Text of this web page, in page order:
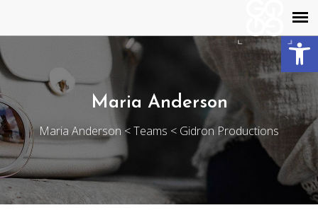
פתח סרגל נגישות
Maria Anderson
Gidron Productions
>
Teams
>
Maria Anderson